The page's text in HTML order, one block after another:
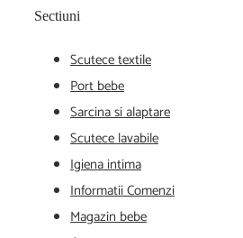
Sectiuni
Scutece textile
Port bebe
Sarcina si alaptare
Scutece lavabile
Igiena intima
Informatii Comenzi
Magazin bebe